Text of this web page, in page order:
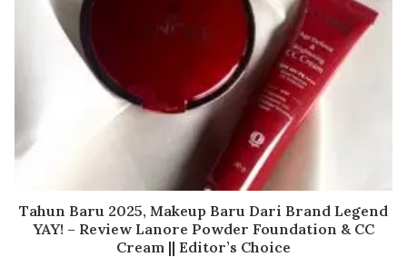
Tahun Baru 2025, Makeup Baru Dari Brand Legend
YAY! – Review Lanore Powder Foundation & CC
Cream || Editor’s Choice